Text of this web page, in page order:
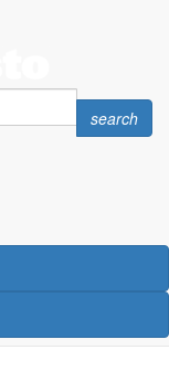
Search
search